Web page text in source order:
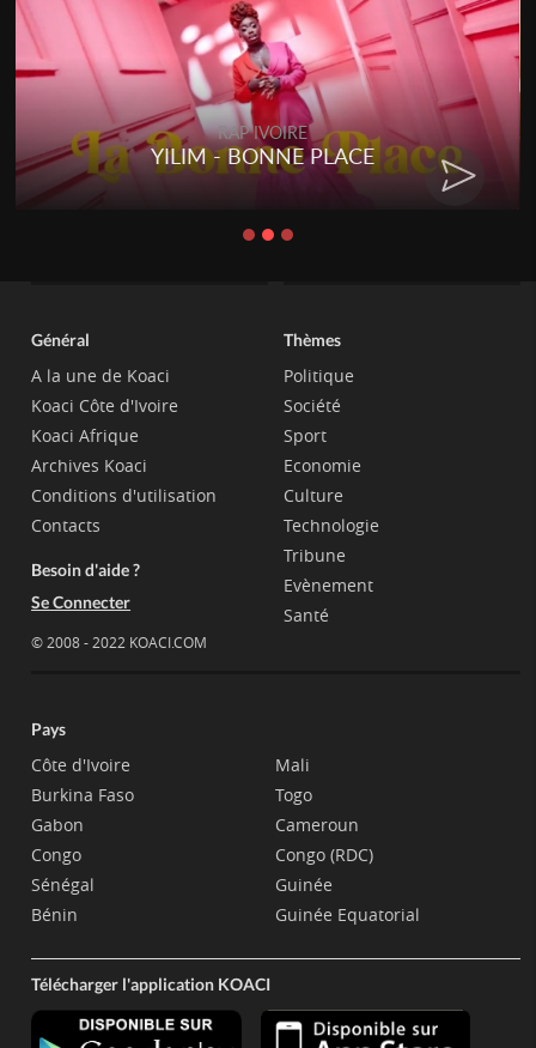
RAP IVOIRE
YILIM - BONNE PLACE
Général
A la une de Koaci
Koaci Côte d'Ivoire
Koaci Afrique
Archives Koaci
Conditions d'utilisation
Contacts
Besoin d'aide ?
Se Connecter
© 2008 - 2022 KOACI.COM
Thèmes
Politique
Société
Sport
Economie
Culture
Technologie
Tribune
Evènement
Santé
Pays
Côte d'Ivoire
Burkina Faso
Gabon
Congo
Sénégal
Bénin
Mali
Togo
Cameroun
Congo (RDC)
Guinée
Guinée Equatorial
Télécharger l'application KOACI